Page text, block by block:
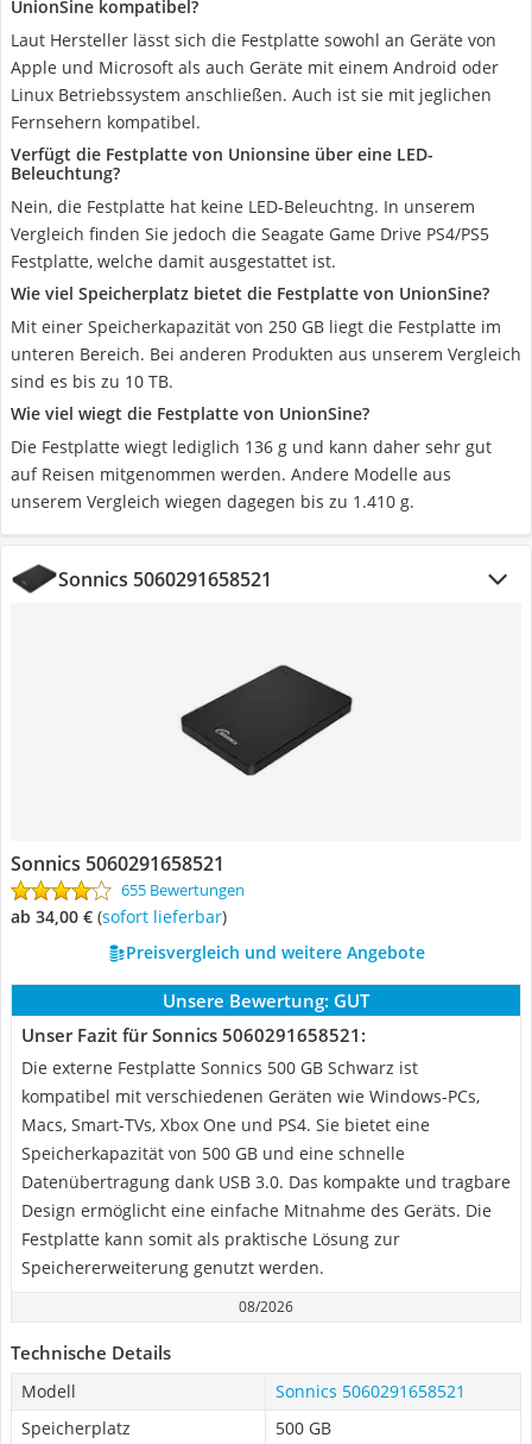
UnionSine kompatibel?
Laut Hersteller lässt sich die Festplatte sowohl an Geräte von
Apple und Microsoft als auch Geräte mit einem Android oder
Linux Betriebssystem anschließen. Auch ist sie mit jeglichen
Fernsehern kompatibel.
Verfügt die Festplatte von Unionsine über eine LED-
Beleuchtung?
Nein, die Festplatte hat keine LED-Beleuchtng. In unserem
Vergleich finden Sie jedoch die Seagate Game Drive PS4/PS5
Festplatte, welche damit ausgestattet ist.
Wie viel Speicherplatz bietet die Festplatte von UnionSine?
Mit einer Speicherkapazität von 250 GB liegt die Festplatte im
unteren Bereich. Bei anderen Produkten aus unserem Vergleich
sind es bis zu 10 TB.
Wie viel wiegt die Festplatte von UnionSine?
Die Festplatte wiegt lediglich 136 g und kann daher sehr gut
auf Reisen mitgenommen werden. Andere Modelle aus
unserem Vergleich wiegen dagegen bis zu 1.410 g.
Sonnics 5060291658521
Sonnics 5060291658521
655 Bewertungen
ab 34,00 € ( Sofort lieferbar)
Preisvergleich und weitere Angebote
Unsere Bewertung: GUT
Unser Fazit für Sonnics 5060291658521:
Die externe Festplatte Sonnics 500 GB Schwarz ist
kompatibel mit verschiedenen Geräten wie Windows-PCs,
Macs, Smart-TVs, Xbox One und PS4. Sie bietet eine
Speicherkapazität von 500 GB und eine schnelle
Datenübertragung dank USB 3.0. Das kompakte und tragbare
Design ermöglicht eine einfache Mitnahme des Geräts. Die
Festplatte kann somit als praktische Lösung zur
Speichererweiterung genutzt werden.
08/2026
Technische Details
Modell
Sonnics 5060291658521
Speicherplatz
500 GB